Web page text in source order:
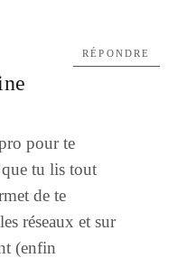
pour te
que tu lis tout
de te
réseaux et sur
(enfin
RÉPONDRE